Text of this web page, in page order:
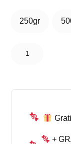
tot
250gr
250gr
Mix ! – Zoet en
aantal
+